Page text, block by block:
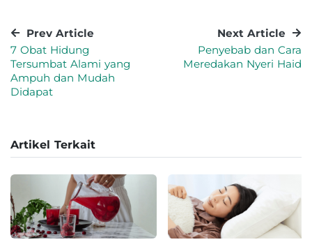
Prev Article
7 Obat Hidung
Tersumbat Alami yang
Ampuh dan Mudah
Didapat
Next Article
Penyebab dan Cara
Meredakan Nyeri Haid
Artikel Terkait